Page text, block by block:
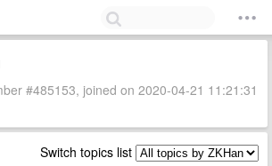
#485153, joined on 2020-04-21 11:21:31
Switch topics list